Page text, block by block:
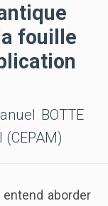
fouille
BOTTE
(CEPAM)
aborder